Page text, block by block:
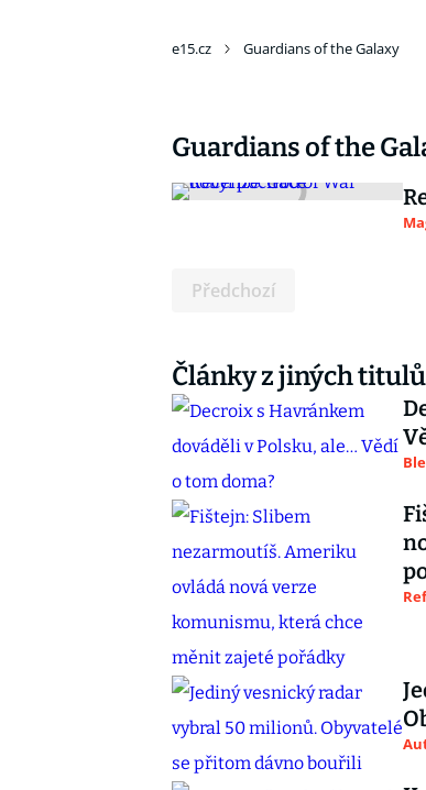
e15.cz Guardians of the Galaxy
Guardians of the
Předchozí
Články z jiných titulů